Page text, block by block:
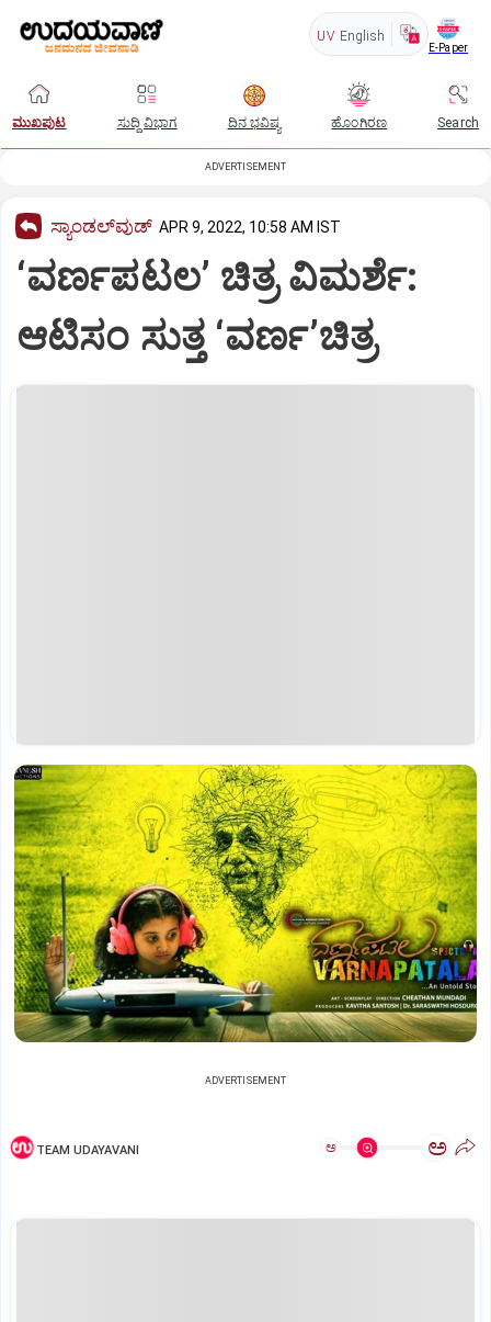
UV English
E-Paper
ಮುಖಪುಟ ಸುದ್ದಿ ವಿಭಾಗ ದಿನ ಭವಿಷ್ಯ ಹೊಂಗಿರಣ Search
ADVERTISEMENT
ಸ್ಯಾಂಡಲ್‌ವುಡ್‌ APR 9, 2022, 10:58 AM IST
‘ವರ್ಣಪಟಲ’ ಚಿತ್ರ ವಿಮರ್ಶೆ:
ಆಟಿಸಂ ಸುತ್ತ ‘ವರ್ಣ’ಚಿತ್ರ
ADVERTISEMENT
TEAM UDAYAVANI ಅ ಅ